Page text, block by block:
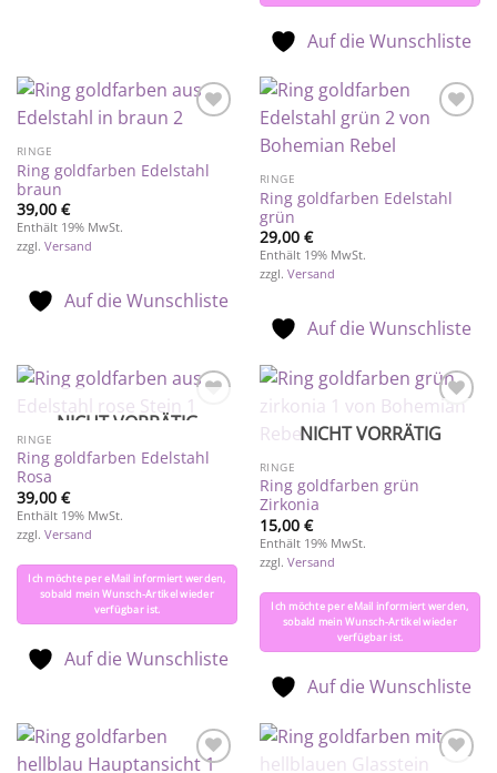
Auf die Wunschliste
RINGE
Ring goldfarben Edelstahl
braun
39,00 €
Enthält 19% MwSt.
zzgl. Versand
Auf die Wunschliste
RINGE
Ring goldfarben Edelstahl
grün
29,00 €
Enthält 19% MwSt.
zzgl. Versand
Auf die Wunschliste
Auf die
NICHT VORRÄTIG
RINGE
Ring goldfarben Edelstahl
Rosa
39,00 €
Enthält 19% MwSt.
zzgl. Versand
Ich möchte per eMail informiert werden,
sobald mein Wunsch-Artikel wieder
verfügbar ist.
Auf die Wunschliste
Auf die
Wunschliste
NICHT VORRÄTIG
RINGE
Ring goldfarben grün
Zirkonia
15,00 €
Enthält 19% MwSt.
zzgl. Versand
Ich möchte per eMail informiert werden,
sobald mein Wunsch-Artikel wieder
verfügbar ist.
Auf die Wunschliste